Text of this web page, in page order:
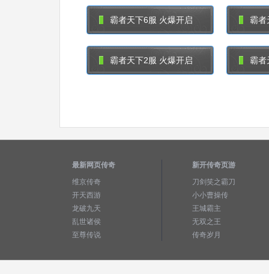
霸者天下6服 火爆开启 霸者
霸者天下2服 火爆开启 霸者
最新网页传奇
维京传奇
开天西游
龙破九天
乱世诸侯
至尊传说
新开传奇页游
刀剑笑之霸刀
小小曹操传
王城霸主
无双之王
传奇岁月